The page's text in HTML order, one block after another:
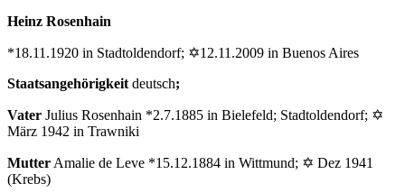
Heinz Rosenhain
*18.11.1920 in Stadtoldendorf; ✡12.11.2009 in Buenos Aires
Staatsangehörigkeit deutsch;
Vater Julius Rosenhain *2.7.1885 in Bielefeld; Stadtoldendorf; ✡
März 1942 in Trawniki
Mutter Amalie de Leve *15.12.1884 in Wittmund; ✡ Dez 1941
(Krebs)